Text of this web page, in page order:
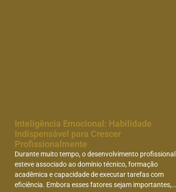
Inteligência Emocional: Habilidade
Indispensável para Crescer
Profissionalmente
Durante muito tempo, o desenvolvimento profissional
esteve associado ao domínio técnico, formação
acadêmica e capacidade de executar tarefas com
eficiência. Embora esses fatores sejam importantes,…